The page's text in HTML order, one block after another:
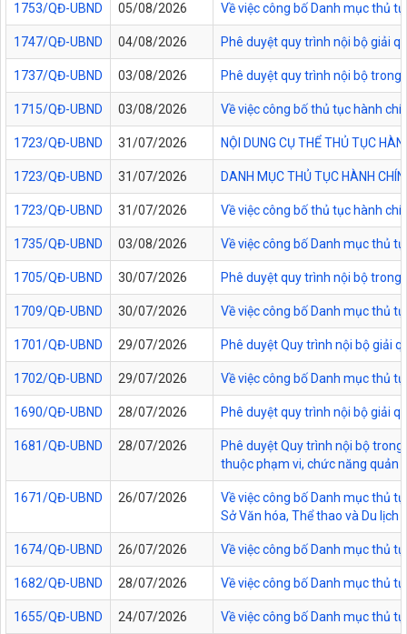
1753/QĐ-UBND 05/08/2026 Về việc công bố Danh mục thủ
1747/QĐ-UBND 04/08/2026 Phê duyệt quy trình nội bộ giải
1737/QĐ-UBND 03/08/2026 Phê duyệt quy trình nội bộ
1715/QĐ-UBND 03/08/2026 Về việc công bố thủ tục hành
1723/QĐ-UBND 31/07/2026 NỘI DUNG CỤ THỂ THỦ TỤC
1723/QĐ-UBND 31/07/2026 DANH MỤC THỦ TỤC HÀNH
1723/QĐ-UBND 31/07/2026 Về việc công bố thủ tục hành
1735/QĐ-UBND 03/08/2026 Về việc công bố Danh mục thủ
1705/QĐ-UBND 30/07/2026 Phê duyệt quy trình nội bộ
1709/QĐ-UBND 30/07/2026 Về việc công bố Danh mục thủ
1701/QĐ-UBND 29/07/2026 Phê duyệt Quy trình nội bộ giải
1702/QĐ-UBND 29/07/2026 Về việc công bố Danh mục thủ
1690/QĐ-UBND 28/07/2026 Phê duyệt quy trình nội bộ giải
1681/QĐ-UBND 28/07/2026
Phê duyệt Quy trình nội bộ
thuộc phạm vi, chức năng quản
1671/QĐ-UBND 26/07/2026
Về việc công bố Danh mục thủ
Sở Văn hóa, Thể thao và Du lịch
1674/QĐ-UBND 26/07/2026 Về việc công bố Danh mục thủ
1682/QĐ-UBND 28/07/2026 Về việc công bố Danh mục thủ
1655/QĐ-UBND 24/07/2026 Về việc công bố Danh mục thủ